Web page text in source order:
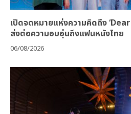
เปิดจดหมายแห่งความคิดถึง
ส่งต่อความอบอุ่นถึงแฟนหนังไทย
06/08/2026